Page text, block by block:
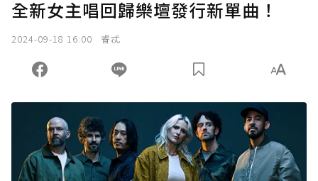
全新女主唱回歸樂壇發行新單曲！
2024-09-18 16:00 睿忒